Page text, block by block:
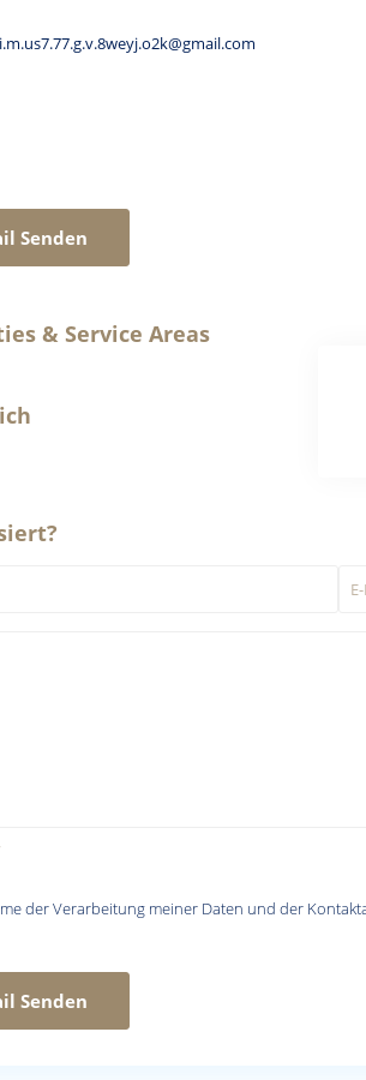
Senden
& Service Areas
der Verarbeitung meiner Daten und der